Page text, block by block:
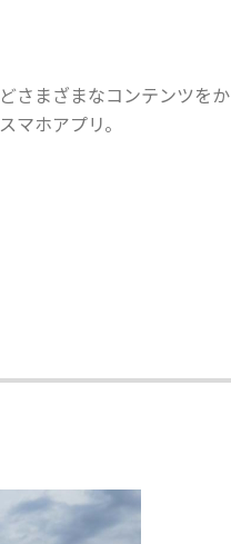
さまざまなコンテンツをか
マホアプリ。